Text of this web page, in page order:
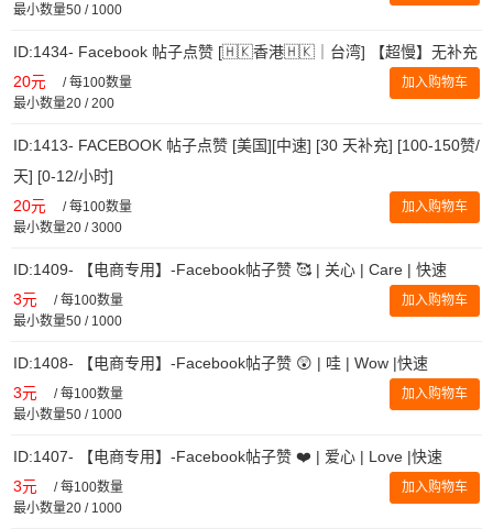
最小数量50 / 1000
ID:1434- Facebook 帖子点赞 [🇭🇰香港🇭🇰｜台湾] 【超慢】无补充
20元 /每100数量
最小数量20 / 200
加入购物车
ID:1413- FACEBOOK 帖子点赞 [美国][中速] [30 天补充] [100-150赞/
天] [0-12/小时]
20元 /每100数量
最小数量20 / 3000
加入购物车
ID:1409- 【电商专用】-Facebook帖子赞 🥰 | 关心 | Care | 快速
3元 /每100数量
最小数量50 / 1000
加入购物车
ID:1408- 【电商专用】-Facebook帖子赞 😲 | 哇 | Wow |快速
3元 /每100数量
最小数量50 / 1000
加入购物车
ID:1407- 【电商专用】-Facebook帖子赞 ❤️ | 爱心 | Love |快速
3元 /每100数量
最小数量20 / 1000
加入购物车